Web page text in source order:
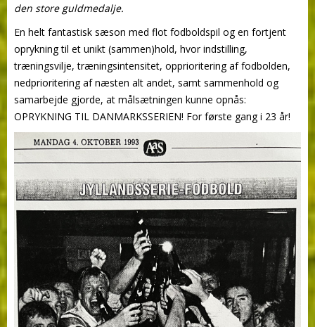
den store guldmedalje.
En helt fantastisk sæson med flot fodboldspil og en fortjent
oprykning til et unikt (sammen)hold, hvor indstilling,
træningsvilje, træningsintensitet, opprioritering af fodbolden,
nedprioritering af næsten alt andet, samt sammenhold og
samarbejde gjorde, at målsætningen kunne opnås:
OPRYKNING TIL DANMARKSSERIEN! For første gang i 23 år!